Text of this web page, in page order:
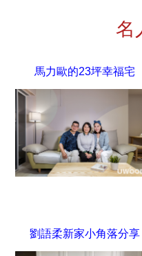
名
馬力歐的23坪幸福宅
劉語柔新家小角落分享